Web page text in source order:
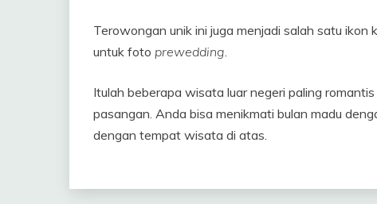
Terowongan unik ini juga menjadi salah satu
untuk foto prewedding
Itulah beberapa wisata luar negeri paling
pasangan. Anda bisa menikmati bulan madu
dengan tempat wisata di atas.